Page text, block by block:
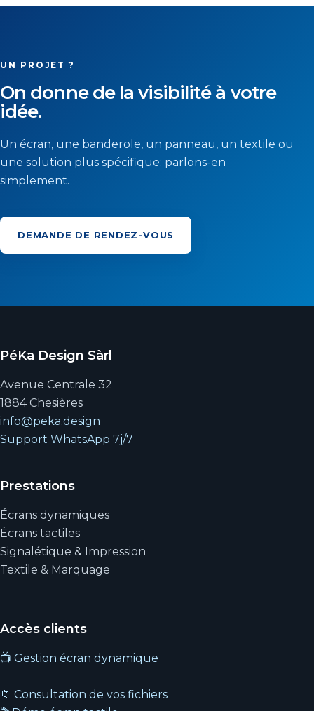
UN PROJET ?
On donne de la visibilité à votre
idée.
Un écran, une banderole, un panneau, un textile ou
une solution plus spécifique: parlons-en
simplement.
DEMANDE DE RENDEZ-VOUS
PéKa Design Sàrl
Avenue Centrale 32
1884 Chesières
info@peka.design
Support WhatsApp 7j/7
Prestations
Écrans dynamiques
Écrans tactiles
Signalétique & Impression
Textile & Marquage
Accès clients
📺 Gestion écran dynamique
📁 Consultation de vos fichiers